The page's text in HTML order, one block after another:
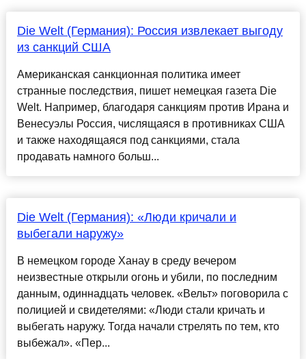
Die Welt (Германия): Россия извлекает выгоду
из санкций США
Американская санкционная политика имеет
странные последствия, пишет немецкая газета Die
Welt. Например, благодаря санкциям против Ирана и
Венесуэлы Россия, числящаяся в противниках США
и также находящаяся под санкциями, стала
продавать намного больш...
Die Welt (Германия): «Люди кричали и
выбегали наружу»
В немецком городе Ханау в среду вечером
неизвестные открыли огонь и убили, по последним
данным, одиннадцать человек. «Вельт» поговорила с
полицией и свидетелями: «Люди стали кричать и
выбегать наружу. Тогда начали стрелять по тем, кто
выбежал». «Пер...